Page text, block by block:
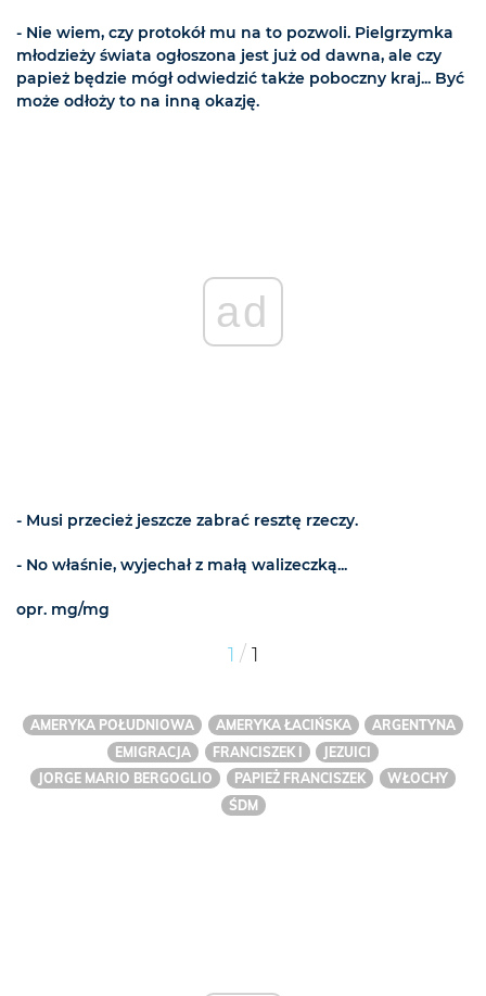
- Nie wiem, czy protokół mu na to pozwoli. Pielgrzymka
młodzieży świata ogłoszona jest już od dawna, ale czy
papież będzie mógł odwiedzić także poboczny kraj... Być
może odłoży to na inną okazję.
ad
- Musi przecież jeszcze zabrać resztę rzeczy.
- No właśnie, wyjechał z małą walizeczką...
opr. mg/mg
1 / 1
AMERYKA POŁUDNIOWA AMERYKA ŁACIŃSKA
ARGENTYNA
EMIGRACJA
FRANCISZEK I
JEZUICI
JORGE MARIO BERGOGLIO
PAPIEŻ FRANCISZEK
WŁOCHY
ŚDM